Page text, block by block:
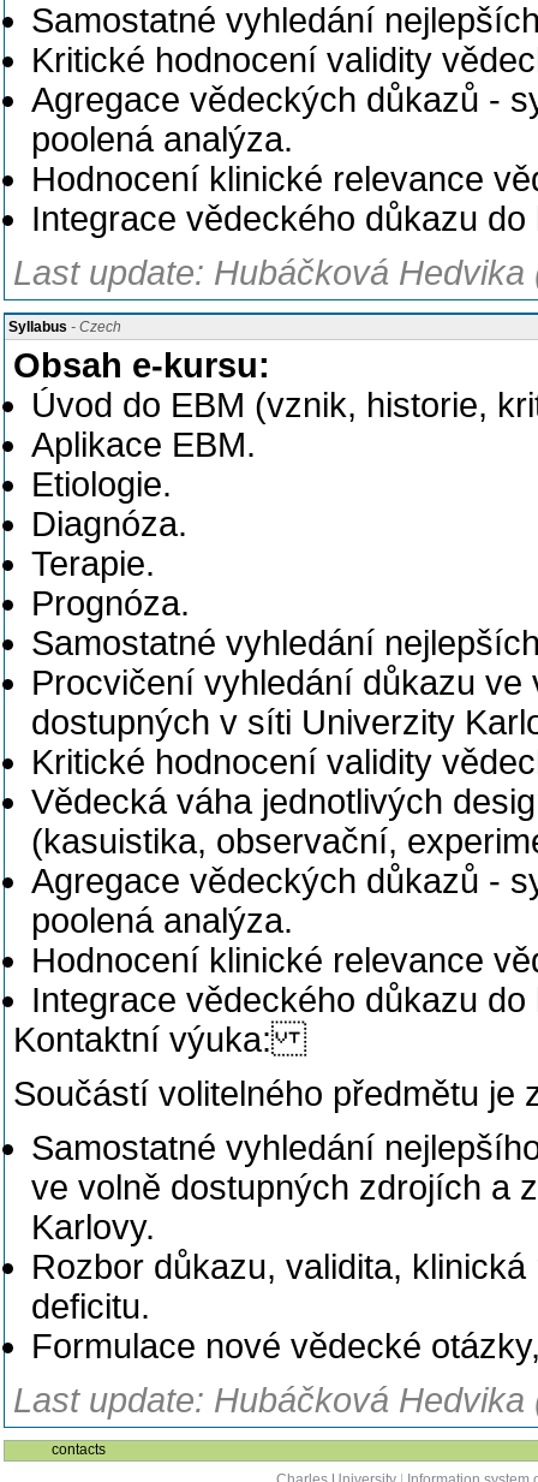
Samostatné vyhledání
Kritické hodnocení validity
Agregace vědeckých důkazů -
poolená analýza.
Hodnocení klinické relevance
Integrace vědeckého důkazu
Last update: Hubáčková Hedvika
Syllabus - Czech
Obsah e-kursu:
Úvod do EBM (vznik, historie,
Aplikace EBM.
Etiologie.
Diagnóza.
Terapie.
Prognóza.
Samostatné vyhledání
Procvičení vyhledání důkazu
dostupných v síti Univerzity
Kritické hodnocení validity
Vědecká váha jednotlivých
(kasuistika, observační,
Agregace vědeckých důkazů -
poolená analýza.
Hodnocení klinické relevance
Integrace vědeckého důkazu
Kontaktní výuka:
Součástí volitelného předmětu
Samostatné vyhledání
ve volně dostupných zdrojích a
Karlovy.
Rozbor důkazu, validita,
deficitu.
Formulace nové vědecké
Last update: Hubáčková Hedvika
contacts